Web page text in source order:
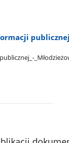
publicznej